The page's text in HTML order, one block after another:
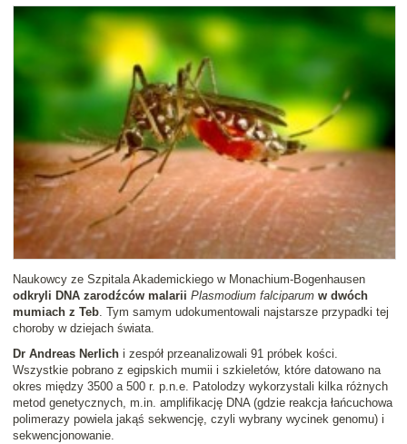
Naukowcy ze Szpitala Akademickiego w Monachium-Bogenhausen
odkryli DNA zarodźców malarii Plasmodium falciparum w dwóch
mumiach z Teb. Tym samym udokumentowali najstarsze przypadki tej
choroby w dziejach świata.
Dr Andreas Nerlich i zespół przeanalizowali 91 próbek kości.
Wszystkie pobrano z egipskich mumii i szkieletów, które datowano na
okres między 3500 a 500 r. p.n.e. Patolodzy wykorzystali kilka różnych
metod genetycznych, m.in. amplifikację DNA (gdzie reakcja łańcuchowa
polimerazy powiela jakąś sekwencję, czyli wybrany wycinek genomu) i
sekwencjonowanie.